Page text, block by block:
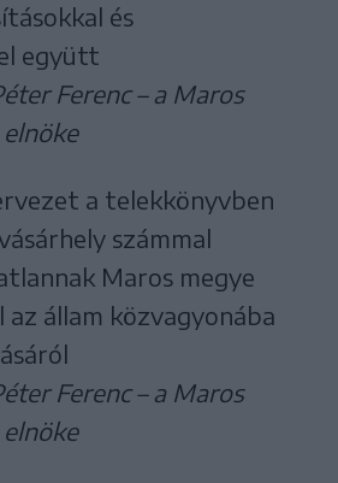
és
együtt
Ferenc – a Maros
a telekkönyvben
számmal
Maros megye
az állam közvagyonába
Ferenc – a Maros